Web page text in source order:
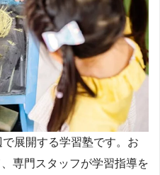
展開する学習塾です。お
専門スタッフが学習指導を